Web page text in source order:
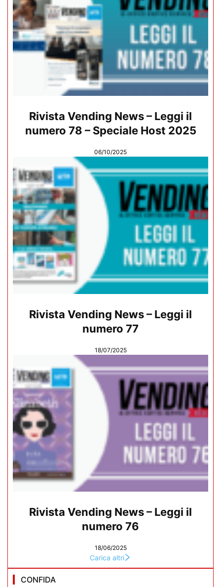
Rivista Vending News – Leggi il
numero 78 – Speciale Host 2025
06/10/2025
Rivista Vending News – Leggi il
numero 77
18/07/2025
Rivista Vending News – Leggi il
numero 76
18/06/2025
Carica altri
CONFIDA